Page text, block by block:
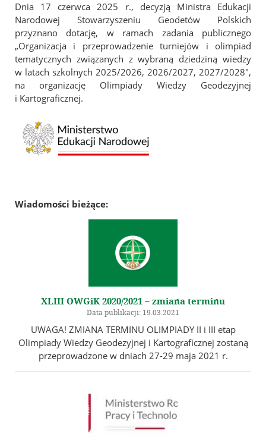
Szkolenia i Konferencje
Kalendarz wydarzeń
Szkolenia
Konferencja GSW 2027
Olimpiada Wiedzy Geodezyjnej i Kartograficznej
Jubileusz 100-lecia Stowarzyszenia Geodetów Polskich
Linki
Instytucje geodezyjne
Ośrodki naukowe
Archiwum Akt Nowych
E-Podpis & E-Pieczęć od EuroCert
Dnia 17 czerwca 2025 r., decyzją Ministra Edukacji
Narodowej Stowarzyszeniu Geodetów Polskich
przyznano dotację, w ramach zadania publicznego
„Organizacja i przeprowadzenie turniejów i olimpiad
tematycznych związanych z wybraną dziedziną wiedzy
w latach szkolnych 2025/2026, 2026/2027, 2027/2028″,
na organizację Olimpiady Wiedzy Geodezyjnej
i Kartograficznej.
Wiadomości bieżące:
XLIII OWGiK 2020/2021 – zmiana terminu
Data publikacji: 19.03.2021
UWAGA! ZMIANA TERMINU OLIMPIADY II i III etap
Olimpiady Wiedzy Geodezyjnej i Kartograficznej zostaną
przeprowadzone w dniach 27-29 maja 2021 r.